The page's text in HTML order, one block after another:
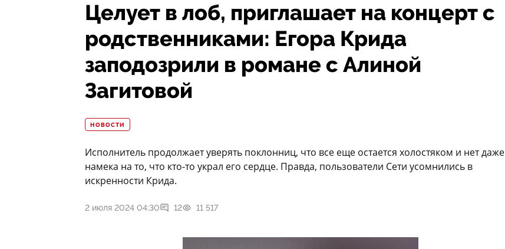
Целует в лоб, приглашает на концерт с
родственниками: Егора Крида
заподозрили в романе с Алиной
Загитовой
НОВОСТИ
Исполнитель продолжает уверять поклонниц, что все еще остается холостяком и нет даже
намека на то, что кто-то украл его сердце. Правда, пользователи Сети усомнились в
искренности Крида.
2 июля 2024 04:30 12 11 517